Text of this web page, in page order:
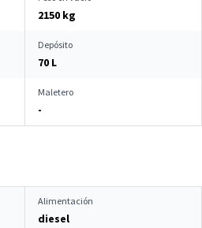
2150 kg
Depósito
70 L
Maletero
-
Alimentación
diesel